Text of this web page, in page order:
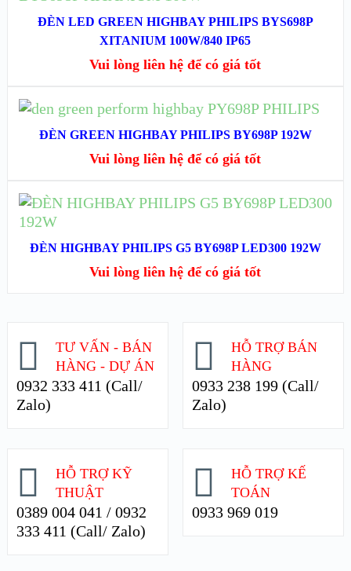
XEM NHANH
XEM CHI TIẾT
ĐÈN LED GREEN HIGHBAY PHILIPS BYS698P
XITANIUM 100W/840 IP65
Vui lòng liên hệ để có giá tốt
XEM NHANH
XEM CHI TIẾT
ĐỌC TIẾP
ĐÈN GREEN HIGHBAY PHILIPS BY698P 192W
Vui lòng liên hệ để có giá tốt
XEM NHANH
ĐÈN HIGHBAY PHILIPS G5 BY698P LED300 192W
Vui lòng liên hệ để có giá tốt
TƯ VẤN - BÁN
HÀNG - DỰ ÁN
0932 333 411 (Call/
Zalo)
HỖ TRỢ BÁN
HÀNG
0933 238 199 (Call/
Zalo)
HỖ TRỢ KỸ
THUẬT
0389 004 041 / 0932
333 411 (Call/ Zalo)
HỖ TRỢ KẾ
TOÁN
0933 969 019